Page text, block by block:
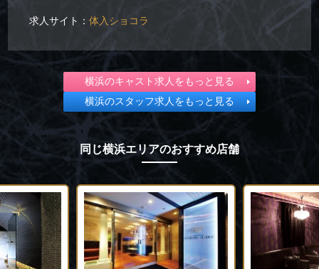
求人サイト：体入ショコラ
横浜のキャスト求人をもっと見る
横浜のスタッフ求人をもっと見る
同じ横浜エリアのおすすめ店舗